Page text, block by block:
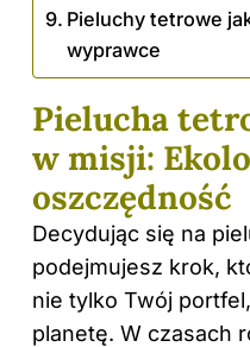
Pieluchy tetrowe
wyprawce
Pielucha
w misji:
oszczędność
Decydując się na
podejmujesz krok,
nie tylko Twój
planetę. W czasach